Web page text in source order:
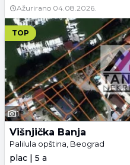
Ažurirano 04.08.2026.
TOP
1
Višnjička Banja
Palilula opština, Beograd
plac | 5 a